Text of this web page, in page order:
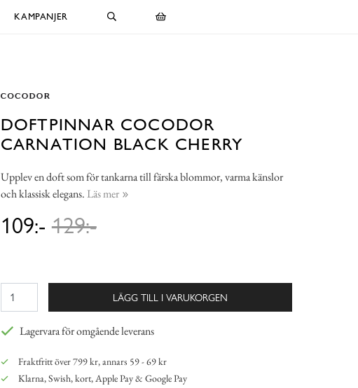
KAMPANJER
DOFTPINNAR COCODOR
CARNATION BLACK CHERRY
Upplev en doft som för tankarna till färska blommor, varma känslor
och klassisk elegans. Läs mer
109:- 129:-
LÄGG TILL I VARUKORGEN
Lagervara för omgående leverans
Fraktfritt över 799 kr, annars 59 - 69 kr
Klarna, Swish, kort, Apple Pay & Google Pay